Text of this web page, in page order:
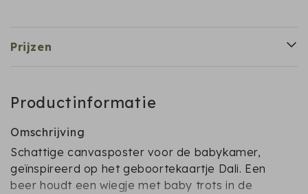
Prijzen
Productinformatie
Omschrijving
Schattige canvasposter voor de babykamer,
geïnspireerd op het geboortekaartje Dali. Een
beer houdt een wiegje met baby trots in de